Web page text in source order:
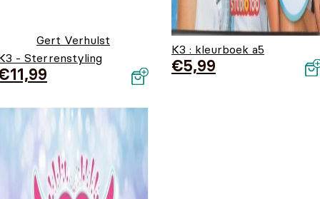
Gert Verhulst
- Sterrenstyling
11,99
K3 : kleurboek a5
€5,99